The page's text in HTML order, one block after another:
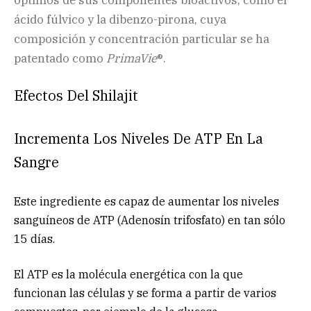
ácido fúlvico y la dibenzo-pirona, cuya
composición y concentración particular se ha
patentado como PrimaVie®.
Efectos Del Shilajit
Incrementa Los Niveles De ATP En La
Sangre
Este ingrediente es capaz de aumentar los niveles
sanguíneos de ATP (Adenosín trifosfato) en tan sólo
15 días.
El ATP es la molécula energética con la que
funcionan las células y se forma a partir de varios